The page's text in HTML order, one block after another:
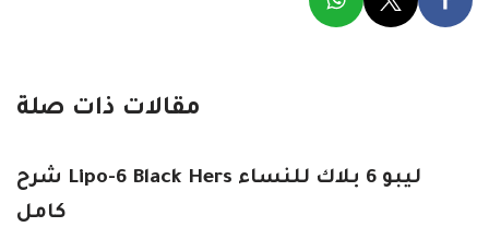
مقالات ذات صلة
ليبو 6 بلاك للنساء Lipo-6 Black Hers شرح
كامل